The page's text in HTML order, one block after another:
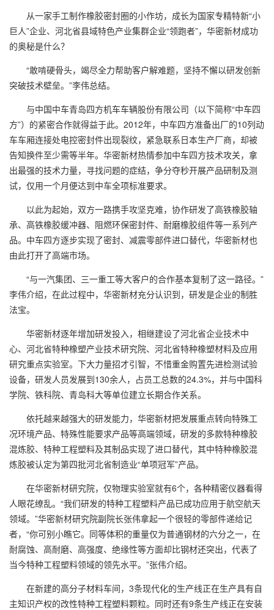
从一家手工制作橡胶密封圈的小作坊，成长为国家专精特新“小
巨人”企业、河北省县域特色产业集群企业“领跑者”，华密新材成功
的奥秘是什么？
“敢啃硬骨头，竭尽全力帮助客户解难题，坚持不懈以研发创新
突破技术壁垒。”李伟总结。
与中国中车青岛四方机车车辆股份有限公司（以下简称“中车四
方”）的紧密合作就得益于此。2012年，中车四方准备出厂的10列动
车车厢连接处电控密封件出现裂纹，紧急联系日本生产厂商，却被
告知换件至少需等半年。华密新材热情参加中车四方技术攻关，拿
出最强的技术力量，寻找问题的症结，争分夺秒开展产品研制及测
试，仅用一个月便达到中车全项标准要求。
以此为起始，双方一路携手攻坚克难，协作研发了高铁橡胶轴
承、高铁橡胶缓冲器、阻燃环保密封件、耐磨橡胶组件等一系列产
品。中车四方逐步实现了密封、减震零部件进口替代，华密新材也
由此打开了高端市场。
“与一汽集团、三一重工等大客户的合作基本复制了这一路径。”
李伟介绍，在此过程中，华密新材充分认识到，研发是企业的制胜
法宝。
华密新材逐年增加研发投入，相继建设了河北省企业技术中
心、河北省特种橡塑产业技术研究院、河北省特种橡塑材料及应用
研究重点实验室。下大力量招才引智，不惜重金购置先进检测试验
设备，研发人员发展到130余人，占员工总数的24.3%，并与中国科
学院、铁科院、青岛科大等单位建立长期合作关系。
依托越来越强大的研发能力，华密新材把发展重点转向特殊工
况环境产品、特殊性能要求产品等高端领域，研发的多款特种橡胶
混炼胶、特种工程塑料及其制品实现了进口替代，其中特种橡胶混
炼胶被认定为第四批河北省制造业“单项冠军”产品。
在华密新材研究院，仅物理实验室就有6个，各种精密仪器看得
人眼花缭乱。“我们研发的特种工程塑料产品已成功应用于航空航天
领域。”华密新材研究院副院长张伟拿起一个很轻的零部件递给记
者，“你可别小瞧它。同等体积的重量仅为普通钢材的六分之一，在
耐腐蚀、高耐磨、高强度、绝缘性等方面却比钢材还突出，代表了
当今特种工程塑料领域的领先水平。”张伟介绍。
在新建的高分子材料车间，3条现代化的生产线正在生产具有自
主知识产权的改性特种工程塑料颗粒。同时还有9条生产线正在安装